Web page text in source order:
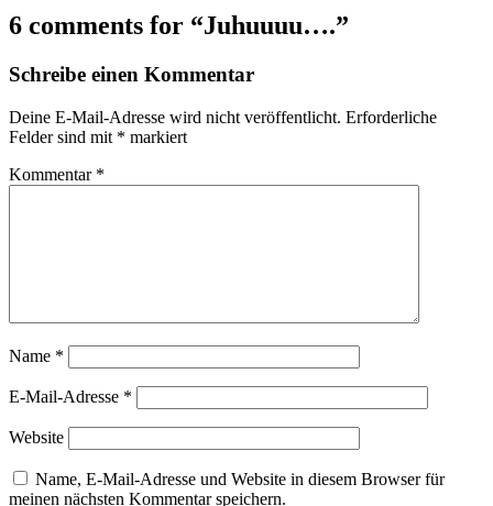
6 comments for “Juhuuuu….”
Schreibe einen Kommentar
Deine E-Mail-Adresse wird nicht veröffentlicht. Erforderliche
Felder sind mit * markiert
Kommentar *
Name *
E-Mail-Adresse *
Website
Name, E-Mail-Adresse und Website in diesem Browser für
meinen nächsten Kommentar speichern.